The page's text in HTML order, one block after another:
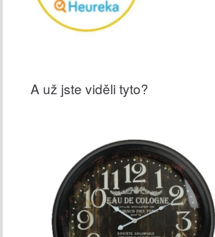
A už jste viděli tyto?